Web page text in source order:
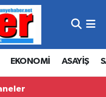
EKONOMİ ASAYİŞ
ve Fikstür